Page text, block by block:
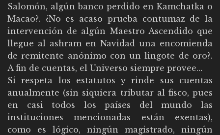
Salomón, algún banco perdido en Kamchatka o
Macao?. ¿No es acaso prueba contumaz de la
intervención de algún Maestro Ascendido que
llegue al ashram en Navidad una encomienda
de remitente anónimo con un lingote de oro?.
A fin de cuentas, el Universo siempre provee…
Si respeta los estatutos y rinde sus cuentas
anualmente (sin siquiera tributar al fisco, pues
en casi todos los países del mundo las
instituciones mencionadas están exentas),
como es lógico, ningún magistrado, ningún